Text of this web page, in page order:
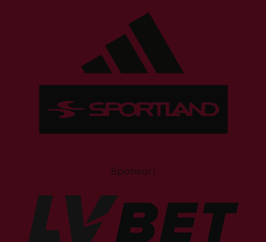
Sponsori